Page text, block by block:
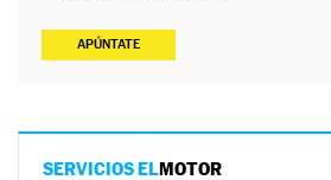
APÚNTATE
SERVICIOS ELMOTOR